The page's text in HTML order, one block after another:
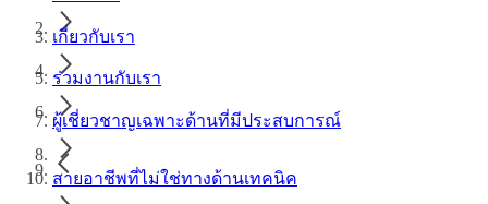
เกี่ยวกับเรา
ร่วมงานกับเรา
ผู้เชี่ยวชาญเฉพาะด้านที่มีประสบการณ์
สายอาชีพที่ไม่ใช่ทางด้านเทคนิค